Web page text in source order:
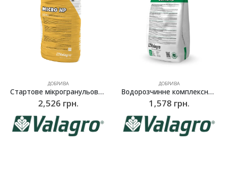
ДОБРИВА
1,578грн.
ДОБРИВА
3,659грн.